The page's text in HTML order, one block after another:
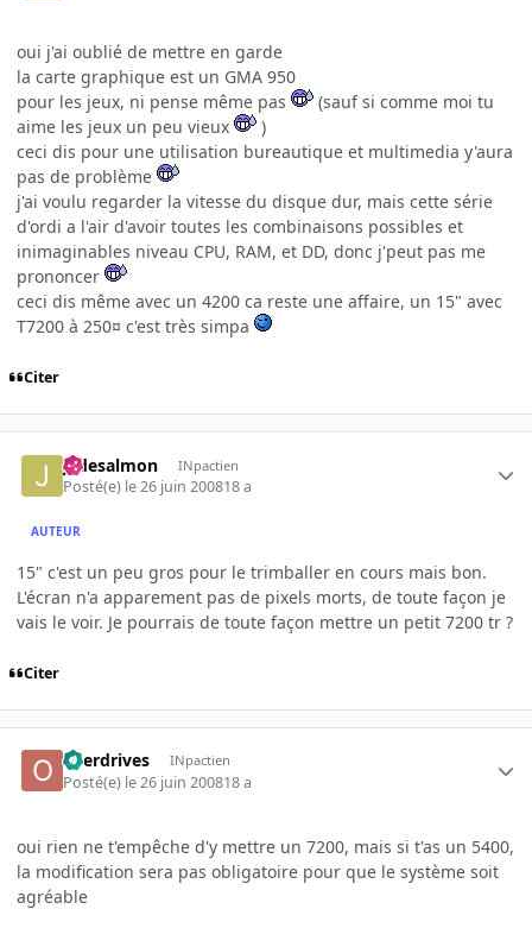
oui j'ai oublié de mettre en garde
la carte graphique est un GMA 950
pour les jeux, ni pense même pas
(sauf si comme moi tu
aime les jeux un peu vieux
)
ceci dis pour une utilisation bureautique et multimedia y'aura
pas de problème
j'ai voulu regarder la vitesse du disque dur, mais cette série
d'ordi a l'air d'avoir toutes les combinaisons possibles et
inimaginables niveau CPU, RAM, et DD, donc j'peut pas me
prononcer
ceci dis même avec un 4200 ca reste une affaire, un 15" avec
T7200 à 250¤ c'est très simpa
Citer
jadesalmon INpactien
Posté(e) le 26 juin 200818 a
AUTEUR
15" c'est un peu gros pour le trimballer en cours mais bon.
L'écran n'a apparement pas de pixels morts, de toute façon je
vais le voir. Je pourrais de toute façon mettre un petit 7200 tr ?
Citer
overdrives INpactien
Posté(e) le 26 juin 200818 a
oui rien ne t'empêche d'y mettre un 7200, mais si t'as un 5400,
la modification sera pas obligatoire pour que le système soit
agréable